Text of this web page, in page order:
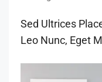
Sed Ultrices
Leo Nunc, Eget